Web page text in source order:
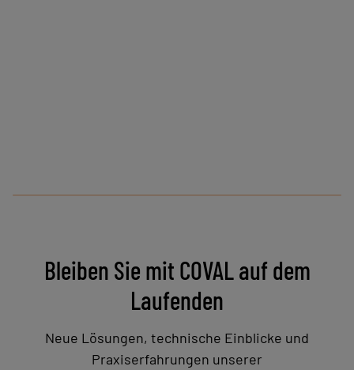
Bleiben Sie mit COVAL auf dem
Laufenden
Neue Lösungen, technische Einblicke und
Praxiserfahrungen unserer